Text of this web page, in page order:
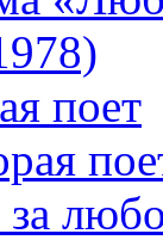
поет